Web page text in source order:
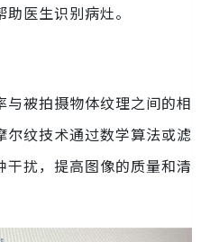
医生识别病灶。
被拍摄物体纹理之间的相
尔纹技术通过数学算法或滤
扰，提高图像的质量和清